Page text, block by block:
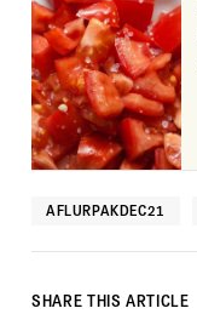
AFLURPAKDEC21
SHARE THIS ARTICLE